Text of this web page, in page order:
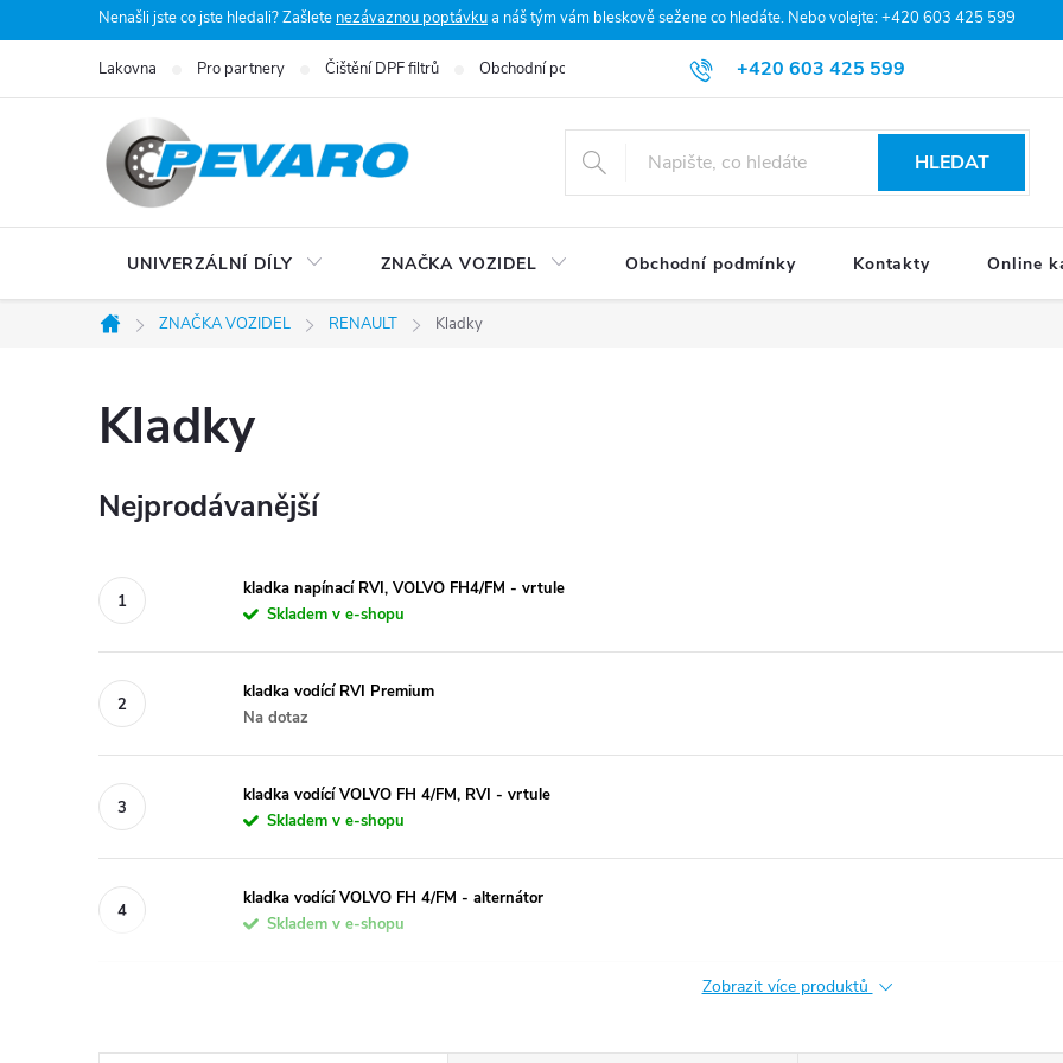
na
Nenašli jste co jste hledali? Zašlete nezávaznou poptávkua náš tým vám bleskově sežene co hledáte. Nebo volejte: +420 603 425 599
+420 603 425 599
Lakovna Pro partnery Čištění DPF filtrů Obchodní podmínky Podmínky ochrany osobních údajů
HLEDAT
UNIVERZÁLNÍ DÍLY ZNAČKA VOZIDEL Obchodní podmínky Kontakty Online
Domů
ZNAČKA VOZIDEL RENAULT Kladky
Kladky
Nejprodávanější
kladka napínací RVI, VOLVO FH4/FM - vrtule
Skladem v e-shopu
kladka vodící RVI Premium
Na dotaz
kladka vodící VOLVO FH 4/FM, RVI - vrtule
Skladem v e-shopu
kladka vodící VOLVO FH 4/FM - alternátor
Skladem v e-shopu
Zobrazit více produktů